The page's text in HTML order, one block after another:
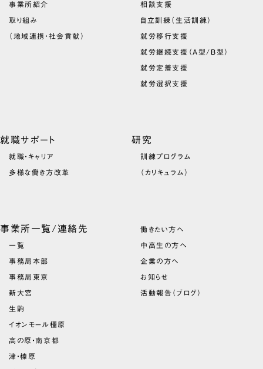
事業所紹介
取り組み
（地域連携・社会貢献）
相談支援
自立訓練（生活訓練）
就労移行支援
就労継続支援（A型/B型）
就労定着支援
就労選択支援
就職サポート
就職・キャリア
多様な働き方改革
研究
訓練プログラム
（カリキュラム）
事業所一覧/連絡先
一覧
事務局本部
事務局東京
新大宮
生駒
イオンモール橿原
高の原・南京都
津・榛原
働きたい方へ
中高生の方へ
企業の方へ
お知らせ
活動報告（ブログ）